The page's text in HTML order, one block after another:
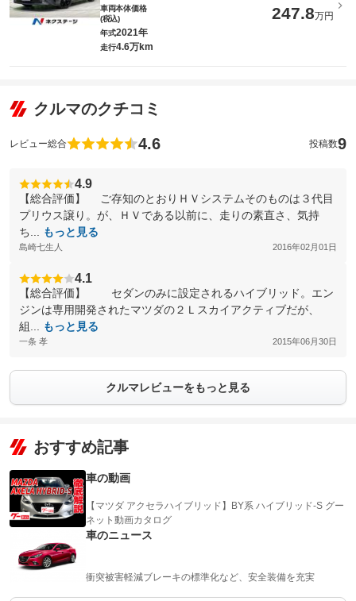
車両本体価格
(税込)
247.8万円
年式2021年
走行4.6万km
クルマのクチコミ
レビュー総合 4.6 投稿数9
4.9
【総合評価】 ご存知のとおりＨＶシステムそのものは３代目
プリウス譲り。が、ＨＶである以前に、走りの素直さ、気持
ち...
もっと見る
島崎七生人 2016年02月01日
4.1
【総合評価】 セダンのみに設定されるハイブリッド。エン
ジンは専用開発されたマツダの２Ｌスカイアクティブだが、
組...
もっと見る
一条 孝 2015年06月30日
クルマレビューをもっと見る
おすすめ記事
車の動画
【マツダ アクセラハイブリッド】BY系 ハイブリッド-S グー
ネット動画カタログ
車のニュース
衝突被害軽減ブレーキの標準化など、安全装備を充実